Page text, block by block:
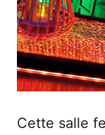
Cette salle